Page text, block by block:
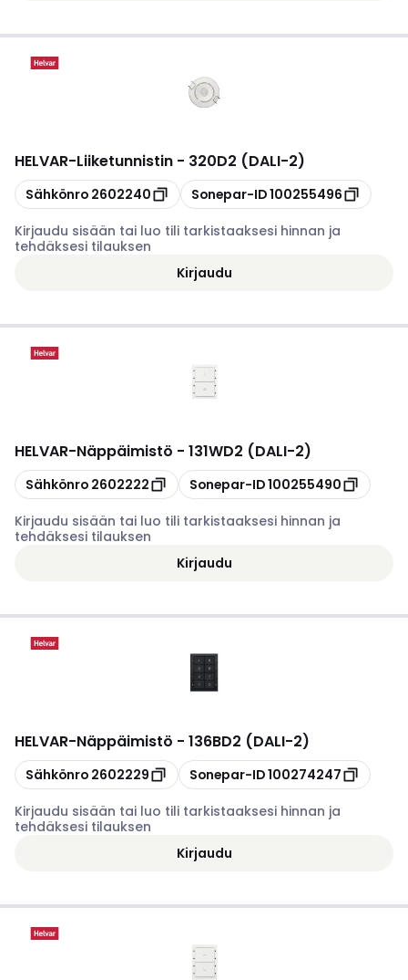
HELVAR-Liiketunnistin - 320D2 (DALI-2)
Kopioi
Sähkönro 2602240 Kopioi
Sonepar-ID100255496
Kirjaudu sisään tai luo tili tarkistaaksesi hinnan ja
tehdäksesi tilauksen
Kirjaudu
HELVAR-Näppäimistö - 131WD2 (DALI-2)
Kopioi
Sähkönro 2602222 Kopioi
Sonepar-ID100255490
Kirjaudu sisään tai luo tili tarkistaaksesi hinnan ja
tehdäksesi tilauksen
Kirjaudu
HELVAR-Näppäimistö - 136BD2 (DALI-2)
Kopioi
Sähkönro 2602229 Kopioi
Sonepar-ID100274247
Kirjaudu sisään tai luo tili tarkistaaksesi hinnan ja
tehdäksesi tilauksen
Kirjaudu